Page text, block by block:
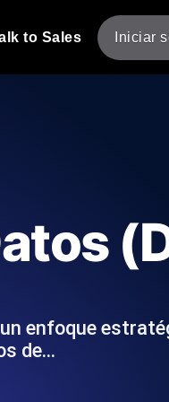
Comprobador de estado
Comprobador de Core
to Sales Iniciar
enfoque
de…